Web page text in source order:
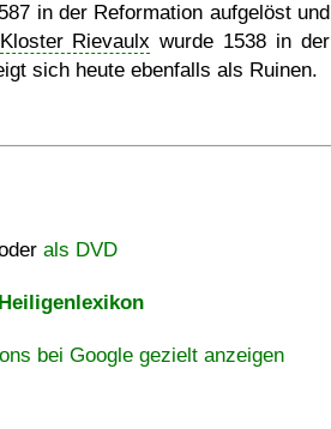
in der Reformation aufgelöst und
Kloster Rievaulx wurde 1538 in der
sich heute ebenfalls als Ruinen.
als DVD
bei Google gezielt anzeigen